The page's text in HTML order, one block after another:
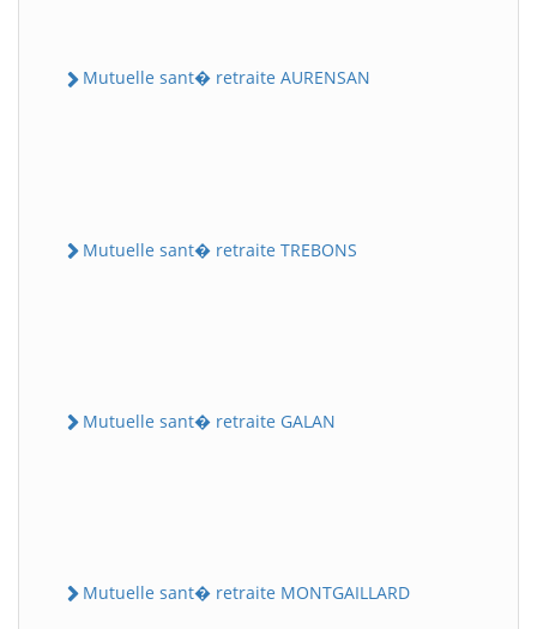
Mutuelle sant� retraite AURENSAN
Mutuelle sant� retraite TREBONS
Mutuelle sant� retraite GALAN
Mutuelle sant� retraite MONTGAILLARD